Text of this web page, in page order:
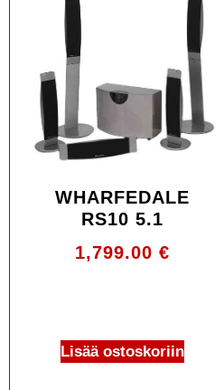
WHARFEDALE
RS10 5.1
1,799.00 €
Lisää ostoskoriin